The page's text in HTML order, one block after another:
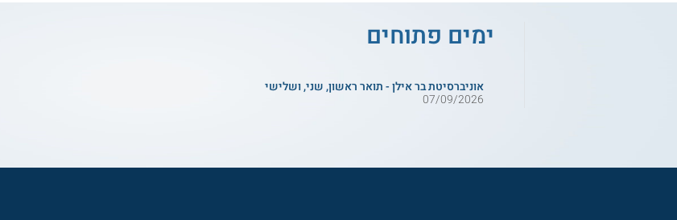
ימים פתוחים
אוניברסיטת בר אילן - תואר ראשון, שני, ושלישי
07/09/2026